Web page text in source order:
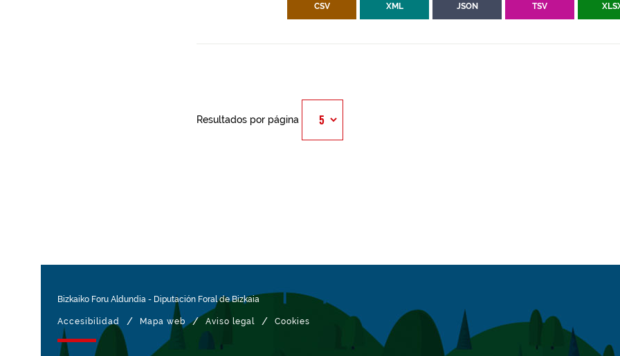
CSV XML JSON TSV
Resultados por página
Bizkaiko Foru Aldundia - Diputación Foral de Bizkaia
Accesibilidad / Mapa web / Aviso legal / Cookies